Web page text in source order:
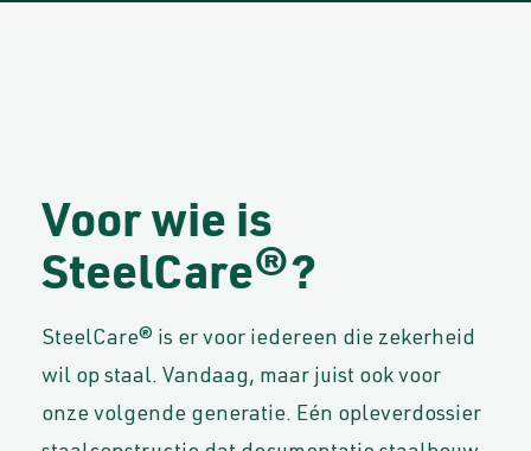
Voor wie is
SteelCare®?
SteelCare® is er voor iedereen die zekerheid
wil op staal. Vandaag, maar juist ook voor
onze volgende generatie. Eén opleverdossier